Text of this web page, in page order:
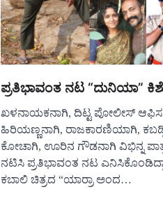
ಪ್ರತಿಭಾವಂತ ನಟ “ದುನಿಯಾ”
ಖಳನಾಯಕನಾಗಿ, ದಿಟ್ಟ ಪೋಲೀಸ್
ಹಿರಿಯಣ್ಣನಾಗಿ, ರಾಜಕಾರಣಿಯಾಗಿ,
ಕೋಚಾಗಿ, ಊರಿನ ಗೌಡನಾಗಿ ವಿಭಿನ್ನ
ನಟಿಸಿ ಪ್ರತಿಭಾವಂತ ನಟ
ಕಬಾಲಿ ಚಿತ್ರದ “ಯಾರ್ರಾ ಅಂದ…